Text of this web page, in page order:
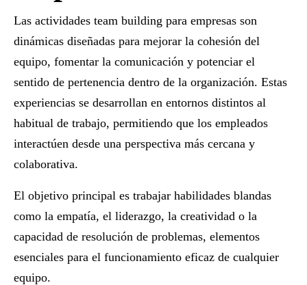
Las actividades team building para empresas son
dinámicas diseñadas para mejorar la cohesión del
equipo, fomentar la comunicación y potenciar el
sentido de pertenencia dentro de la organización. Estas
experiencias se desarrollan en entornos distintos al
habitual de trabajo, permitiendo que los empleados
interactúen desde una perspectiva más cercana y
colaborativa.
El objetivo principal es trabajar habilidades blandas
como la empatía, el liderazgo, la creatividad o la
capacidad de resolución de problemas, elementos
esenciales para el funcionamiento eficaz de cualquier
equipo.